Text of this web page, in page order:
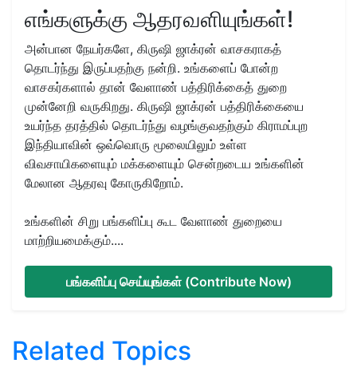
எங்களுக்கு ஆதரவளியுங்கள்!
அன்பான நேயர்களே, கிருஷி ஜாக்ரன் வாசகராகத்
தொடர்ந்து இருப்பதற்கு நன்றி. உங்களைப் போன்ற
வாசகர்களால் தான் வேளாண் பத்திரிக்கைத் துறை
முன்னேறி வருகிறது. கிருஷி ஜாக்ரன் பத்திரிக்கையை
உயர்ந்த தரத்தில் தொடர்ந்து வழங்குவதற்கும் கிராமப்புற
இந்தியாவின் ஒவ்வொரு மூலையிலும் உள்ள
விவசாயிகளையும் மக்களையும் சென்றடைய உங்களின்
மேலான ஆதரவு கோருகிறோம்.
உங்களின் சிறு பங்களிப்பு கூட வேளாண் துறையை
மாற்றியமைக்கும்....
பங்களிப்பு செய்யுங்கள் (Contribute Now)
Related Topics